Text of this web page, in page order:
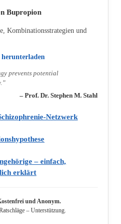
Bupropion
Kombinationsstrategien und
herunterladen
prevents potential
– Prof. Dr. Stephen M. Stahl
– einfach,
erklärt
und Anonym.
– Unterstützung.